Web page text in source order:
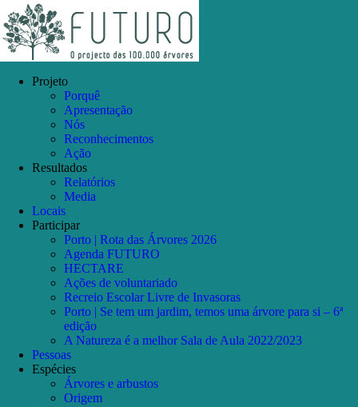
to
content
Facebook
Instagram
YouTube
Projeto
Porquê
Apresentação
Nós
Reconhecimentos
Ação
Resultados
Relatórios
Media
Locais
Participar
Porto | Rota das Árvores 2026
Agenda FUTURO
HECTARE
Ações de voluntariado
Recreio Escolar Livre de Invasoras
Porto | Se tem um jardim, temos uma árvore para si – 6ª
edição
A Natureza é a melhor Sala de Aula 2022/2023
Pessoas
Espécies
Árvores e arbustos
Origem